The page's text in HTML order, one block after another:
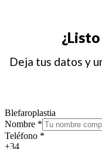
Deja tus datos y